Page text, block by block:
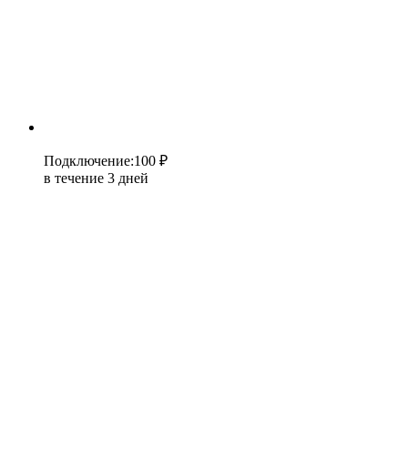
Подключение:100 ₽
в течение 3 дней